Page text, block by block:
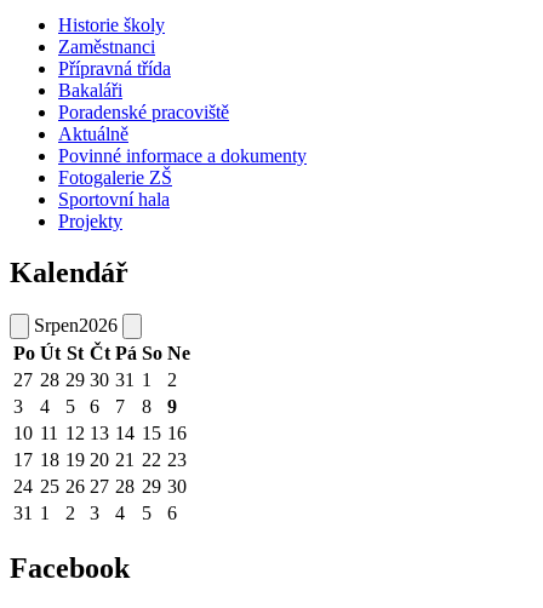
Historie školy
Zaměstnanci
Přípravná třída
Bakaláři
Poradenské pracoviště
Aktuálně
Povinné informace a dokumenty
Fotogalerie ZŠ
Sportovní hala
Projekty
Kalendář
Srpen2026
Po Út St Čt Pá So Ne
27 28 29 30 31 1
2
3
4 5 6 7 8
9
10 11 12 13 14 15 16
17 18 19 20 21 22 23
24 25 26 27 28 29 30
31 1 2 3 4 5 6
Facebook